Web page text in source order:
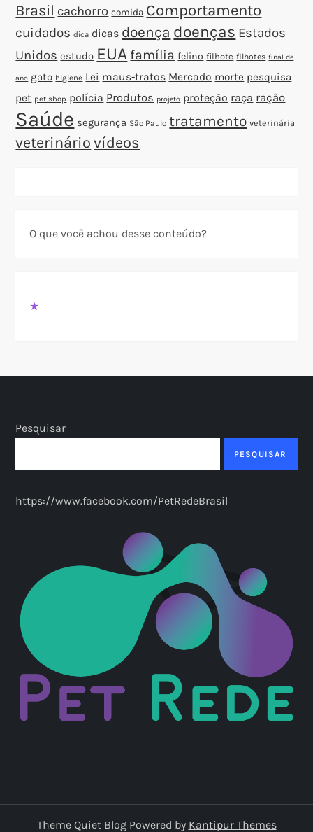
Brasil cachorro comida Comportamento
cuidados dica dicas doença doenças Estados
Unidos estudo EUA família felino filhote filhotes final de
ano gato higiene Lei maus-tratos Mercado morte pesquisa
pet pet shop polícia Produtos projeto proteção raça ração
Saúde segurança São Paulo tratamento veterinária
veterinário vídeos
O que você achou desse conteúdo?
★
Pesquisar
PESQUISAR
https://www.facebook.com/PetRedeBrasil
Theme Quiet Blog Powered by Kantipur Themes